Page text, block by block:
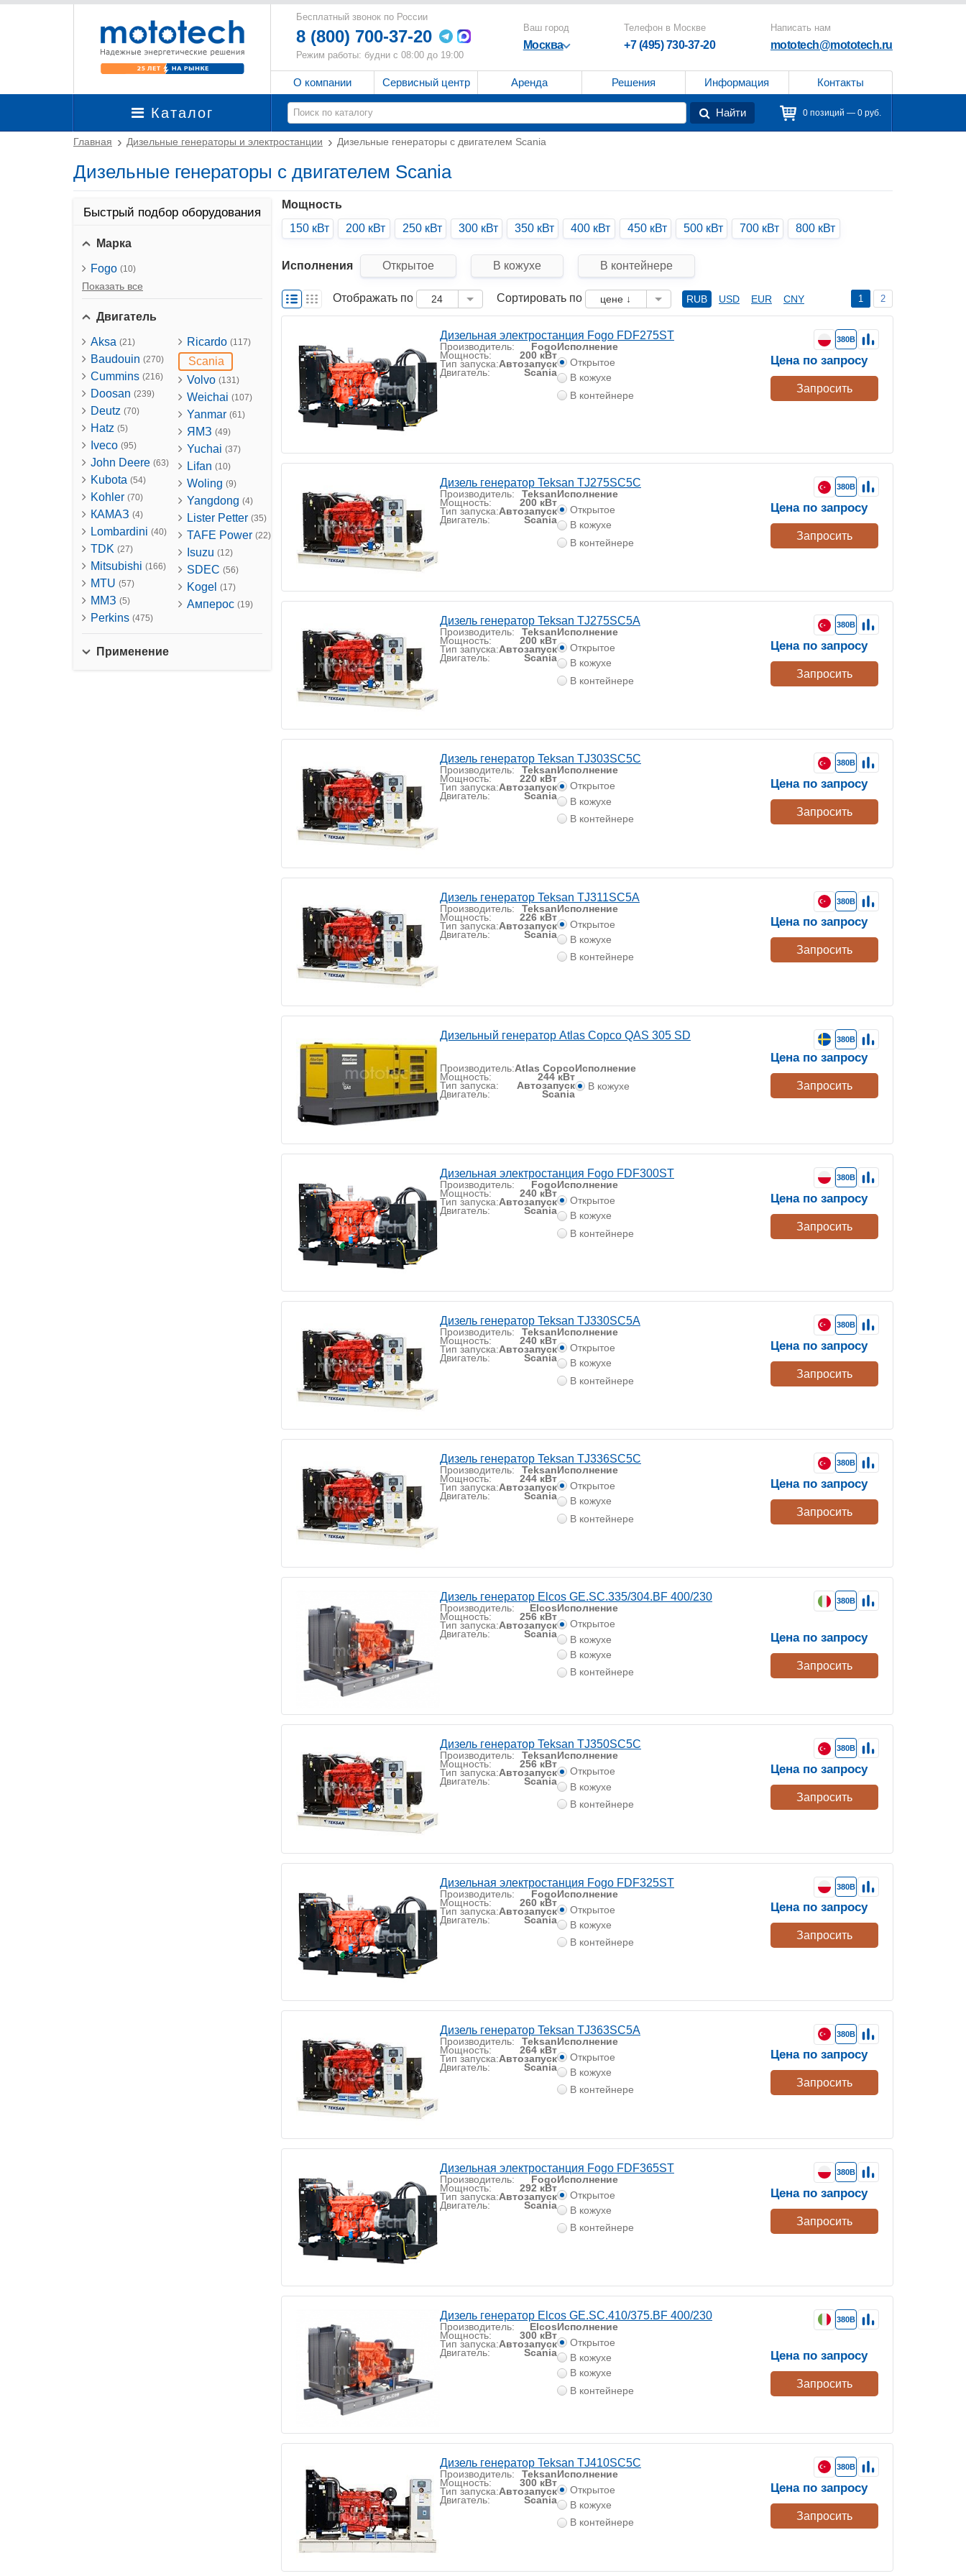
Бесплатный звонок по России
8 (800) 700-37-20
Режим работы: будни с 08:00 до 19:00
Ваш город
Москва
Телефон в Москве
+7 (495) 730-37-20
Написать нам
mototech@mototech.ru
О компании Сервисный центр Аренда Решения Информация Контакты
Каталог Найти 0 позиций — 0 руб.
Главная Дизельные генераторы и электростанции Дизельные генераторы с двигателем Scania
Дизельные генераторы с двигателем Scania
Быстрый подбор оборудования
Марка
Fogo (10)
Показать все
Двигатель
Aksa (21)
Baudouin (270)
Cummins (216)
Doosan (239)
Deutz (70)
Hatz (5)
Iveco (95)
John Deere (63)
Kubota (54)
Kohler (70)
КАМАЗ (4)
Lombardini (40)
TDK (27)
Mitsubishi (166)
MTU (57)
ММЗ (5)
Perkins (475)
Ricardo (117)
Scania
Volvo (131)
Weichai (107)
Yanmar (61)
ЯМЗ (49)
Yuchai (37)
Lifan (10)
Woling (9)
Yangdong (4)
Lister Petter (35)
TAFE Power (22)
Isuzu (12)
SDEC (56)
Kogel (17)
Амперос (19)
Применение
Мощность
150 кВт
200 кВт 250 кВт 300 кВт 350 кВт 400 кВт 450 кВт 500 кВт 700 кВт 800 кВт
Исполнения Открытое В кожухе В контейнере
Отображать по 24 Сортировать по цене ↓ RUB USD EUR CNY 1 2
Дизельная электростанция Fogo FDF275ST
Производитель: Fogo
Мощность: 200 кВт
Тип запуска:Автозапуск
Двигатель: Scania
Исполнение
Открытое
В кожухе
В контейнере
380В
Цена по запросу
Запросить
Дизель генератор Teksan TJ275SC5C
Производитель: Teksan
Мощность: 200 кВт
Тип запуска:Автозапуск
Двигатель: Scania
Исполнение
Открытое
В кожухе
В контейнере
380В
Цена по запросу
Запросить
Дизель генератор Teksan TJ275SC5A
Производитель: Teksan
Мощность: 200 кВт
Тип запуска:Автозапуск
Двигатель: Scania
Исполнение
Открытое
В кожухе
В контейнере
380В
Цена по запросу
Запросить
Дизель генератор Teksan TJ303SC5C
Производитель: Teksan
Мощность: 220 кВт
Тип запуска:Автозапуск
Двигатель: Scania
Исполнение
Открытое
В кожухе
В контейнере
380В
Цена по запросу
Запросить
Дизель генератор Teksan TJ311SC5A
Производитель: Teksan
Мощность: 226 кВт
Тип запуска:Автозапуск
Двигатель: Scania
Исполнение
Открытое
В кожухе
В контейнере
380В
Цена по запросу
Запросить
Дизельный генератор Atlas Copco QAS 305 SD
Производитель:Atlas Copco
Мощность: 244 кВт
Тип запуска: Автозапуск
Двигатель: Scania
Исполнение
В кожухе
380В
Цена по запросу
Запросить
Дизельная электростанция Fogo FDF300ST
Производитель: Fogo
Мощность: 240 кВт
Тип запуска:Автозапуск
Двигатель: Scania
Исполнение
Открытое
В кожухе
В контейнере
380В
Цена по запросу
Запросить
Дизель генератор Teksan TJ330SC5A
Производитель: Teksan
Мощность: 240 кВт
Тип запуска:Автозапуск
Двигатель: Scania
Исполнение
Открытое
В кожухе
В контейнере
380В
Цена по запросу
Запросить
Дизель генератор Teksan TJ336SC5C
Производитель: Teksan
Мощность: 244 кВт
Тип запуска:Автозапуск
Двигатель: Scania
Исполнение
Открытое
В кожухе
В контейнере
380В
Цена по запросу
Запросить
Дизель генератор Elcos GE.SC.335/304.BF 400/230
Производитель: Elcos
Мощность: 256 кВт
Тип запуска:Автозапуск
Двигатель: Scania
Исполнение
Открытое
В кожухе
В кожухе
В контейнере
380В
Цена по запросу
Запросить
Дизель генератор Teksan TJ350SC5C
Производитель: Teksan
Мощность: 256 кВт
Тип запуска:Автозапуск
Двигатель: Scania
Исполнение
Открытое
В кожухе
В контейнере
380В
Цена по запросу
Запросить
Дизельная электростанция Fogo FDF325ST
Производитель: Fogo
Мощность: 260 кВт
Тип запуска:Автозапуск
Двигатель: Scania
Исполнение
Открытое
В кожухе
В контейнере
380В
Цена по запросу
Запросить
Дизель генератор Teksan TJ363SC5A
Производитель: Teksan
Мощность: 264 кВт
Тип запуска:Автозапуск
Двигатель: Scania
Исполнение
Открытое
В кожухе
В контейнере
380В
Цена по запросу
Запросить
Дизельная электростанция Fogo FDF365ST
Производитель: Fogo
Мощность: 292 кВт
Тип запуска:Автозапуск
Двигатель: Scania
Исполнение
Открытое
В кожухе
В контейнере
380В
Цена по запросу
Запросить
Дизель генератор Elcos GE.SC.410/375.BF 400/230
Производитель: Elcos
Мощность: 300 кВт
Тип запуска:Автозапуск
Двигатель: Scania
Исполнение
Открытое
В кожухе
В кожухе
В контейнере
380В
Цена по запросу
Запросить
Дизель генератор Teksan TJ410SC5C
Производитель: Teksan
Мощность: 300 кВт
Тип запуска:Автозапуск
Двигатель: Scania
Исполнение
Открытое
В кожухе
В контейнере
380В
Цена по запросу
Запросить